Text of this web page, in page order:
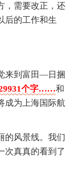
，需要改正，还
后的工作和生
来到富田—日捆
个字……和
成为上海国际航
的风景线。我们
次真真的看到了